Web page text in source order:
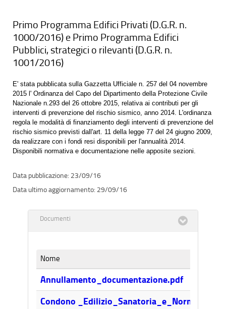
Primo Programma Edifici Privati (D.G.R. n.
1000/2016) e Primo Programma Edifici
Pubblici, strategici o rilevanti (D.G.R. n.
1001/2016)
E' stata pubblicata sulla Gazzetta Ufficiale n. 257 del 04 novembre
2015 l' Ordinanza del Capo del Dipartimento della Protezione Civile
Nazionale n.293 del 26 ottobre 2015, relativa ai contributi per gli
interventi di prevenzione del rischio sismico, anno 2014. L'ordinanza
regola le modalità di finanziamento degli interventi di prevenzione del
rischio sismico previsti dall'art. 11 della legge 77 del 24 giugno 2009,
da realizzare con i fondi resi disponibili per l'annualità 2014.
Disponibili normativa e documentazione nelle apposite sezioni.
23/09/16
29/09/16
Documenti
Nome
Annullamento_documentazione.pdf
Condono